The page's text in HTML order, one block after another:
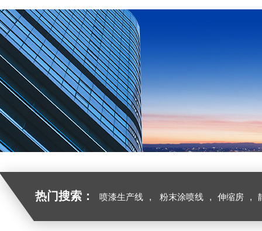
热门搜索： 喷漆生产线 , 粉末涂喷线 , 伸缩房 ,